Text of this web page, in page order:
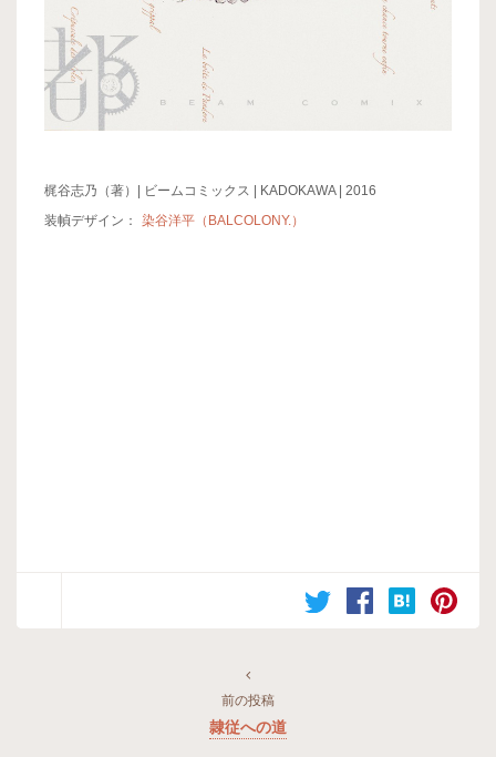
梶谷志乃（著）| ビームコミックス | KADOKAWA | 2016
装幀デザイン：
染谷洋平（BALCOLONY.）
前の投稿
隷従への道